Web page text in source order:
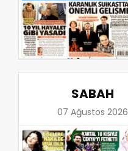
SABAH
07 Ağustos 2026